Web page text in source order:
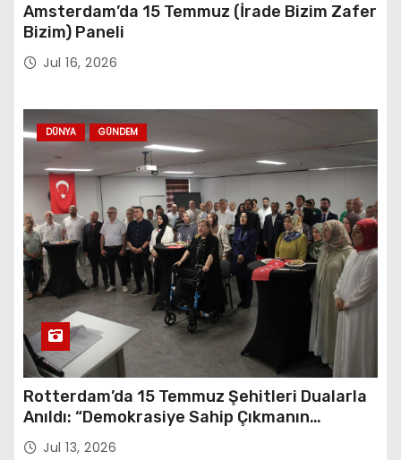
Amsterdam’da 15 Temmuz (İrade Bizim Zafer
Bizim) Paneli
Jul 16, 2026
DÜNYA GÜNDEM
Rotterdam’da 15 Temmuz Şehitleri Dualarla
Anıldı: “Demokrasiye Sahip Çıkmanın
Sembolü”
Jul 13, 2026